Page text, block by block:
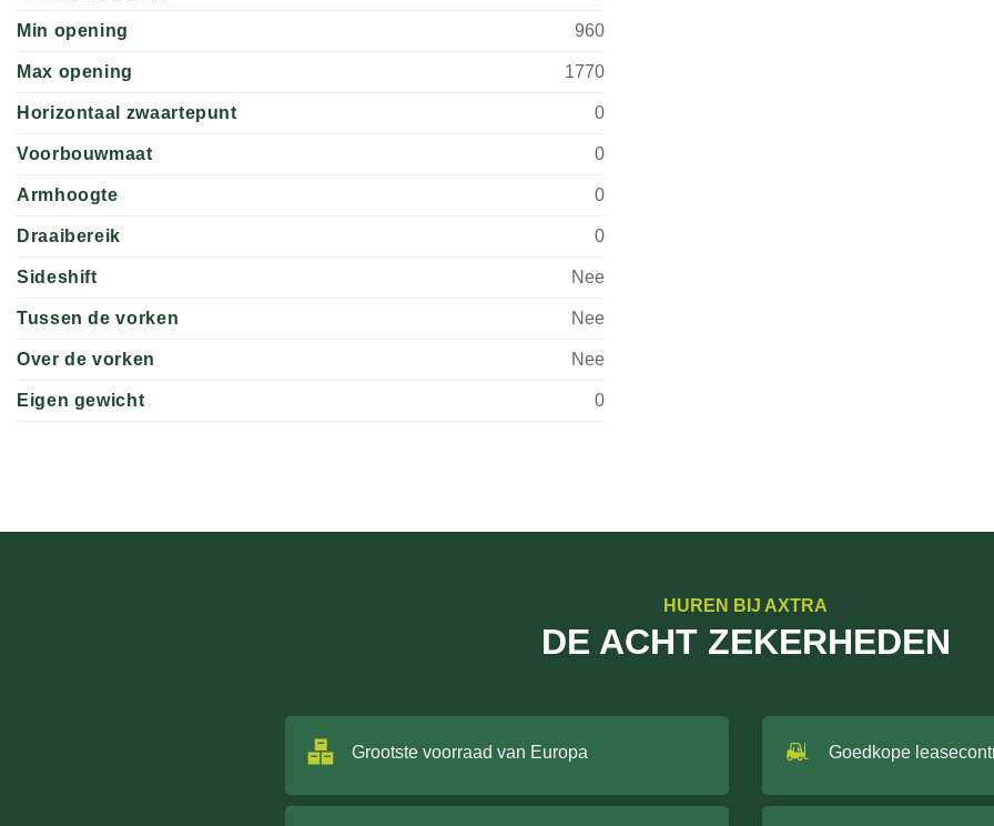
Min opening 960
Max opening 1770
Horizontaal zwaartepunt 0
Voorbouwmaat 0
Armhoogte 0
Draaibereik 0
Sideshift Nee
Tussen de vorken Nee
Over de vorken Nee
Eigen gewicht 0
HUREN BIJ AXTRA
DE ACHT ZEKERHEDEN
Grootste voorraad van Europa Goedkope